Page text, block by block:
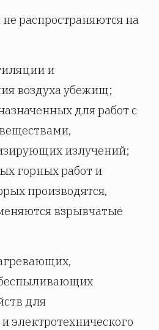
распространяются на
и
воздуха убежищ;
для работ с
излучений;
горных работ и
производятся,
взрывчатые
для
электротехнического